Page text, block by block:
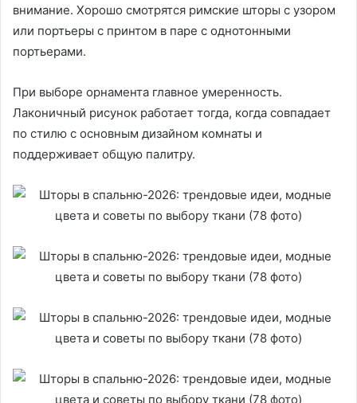
внимание. Хорошо смотрятся римские шторы с узором
или портьеры с принтом в паре с однотонными
портьерами.
При выборе орнамента главное умеренность.
Лаконичный рисунок работает тогда, когда совпадает
по стилю с основным дизайном комнаты и
поддерживает общую палитру.